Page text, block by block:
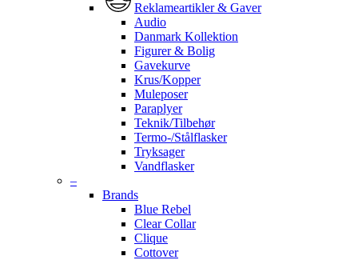
Reklameartikler & Gaver
Audio
Danmark Kollektion
Figurer & Bolig
Gavekurve
Krus/Kopper
Muleposer
Paraplyer
Teknik/Tilbehør
Termo-/Stålflasker
Tryksager
Vandflasker
–
Brands
Blue Rebel
Clear Collar
Clique
Cottover